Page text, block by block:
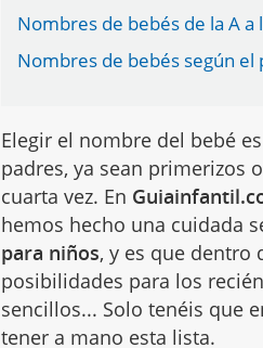
Nombres de bebés de la A a
Nombres de bebés según el
Elegir el nombre del bebé
padres, ya sean primerizos
cuarta vez. En
hemos hecho una cuidada
para niños, y es que dentro
posibilidades para los
sencillos... Solo tenéis que
tener a mano esta lista.